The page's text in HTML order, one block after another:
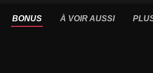
BONUS À VOIR AUSSI